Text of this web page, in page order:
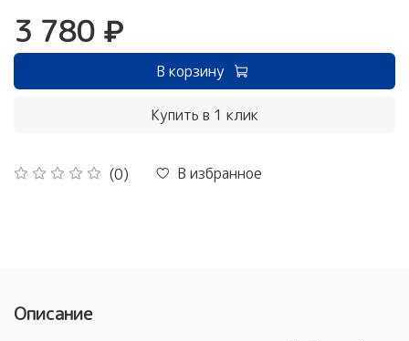
(0) В избранное
3 780 ₽
В корзину
Купить в 1 клик
Описание